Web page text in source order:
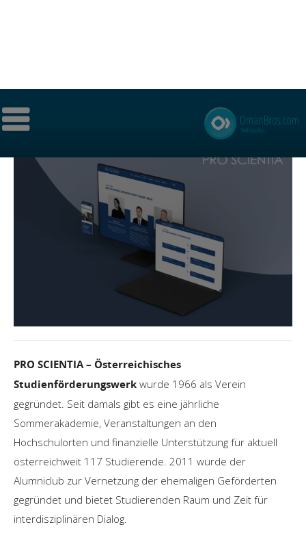
Pro Scientia
PRO SCIENTIA – Österreichisches
Studienförderungswerk wurde 1966 als Verein
gegründet. Seit damals gibt es eine jährliche
Sommerakademie, Veranstaltungen an den
Hochschulorten und finanzielle Unterstützung für aktuell
österreichweit 117 Studierende. 2011 wurde der
Alumniclub zur Vernetzung der ehemaligen Geförderten
gegründet und bietet Studierenden Raum und Zeit für
interdisziplinären Dialog.